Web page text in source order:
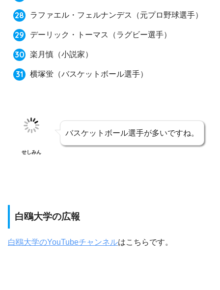
ラファエル・フェルナンデス （元プロ野球選手）
デーリック・トーマス （ラグビー選手）
楽月慎 （小説家）
横塚蛍 （バスケットボール選手）
せしみん
バスケットボール選手が多いですね。
白鴎大学の広報
白鴎大学のYouTubeチャンネルはこちらです。